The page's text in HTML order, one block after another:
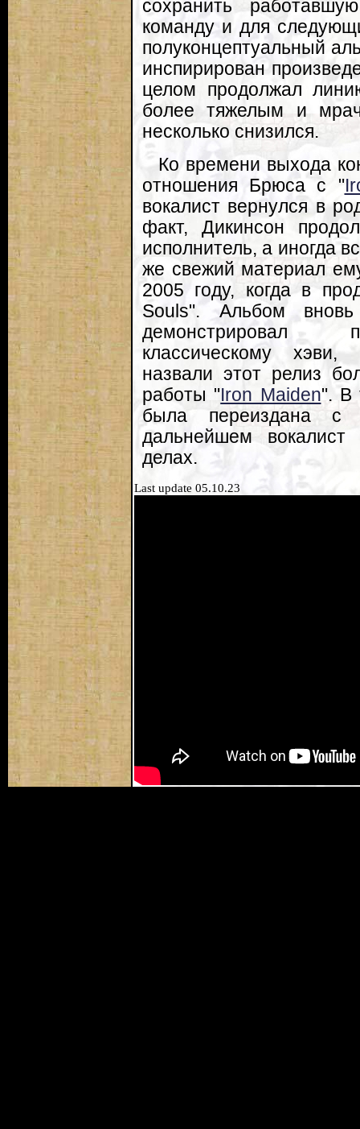
сохранить
команду и для
полуконцептуальный
инспирирован
целом продолжал
более тяжелым и
несколько снизился.
Ко времени выхода
отношения Брюса с "
вокалист вернулся в
факт, Дикинсон
исполнитель, а иногда
же свежий материал
2005 году, когда в
Souls". Альбом
демонстрировал
классическому
назвали этот релиз
работы "Iron Maiden". В
была переиздана с
дальнейшем вокалист
делах.
Last update 05.10.23